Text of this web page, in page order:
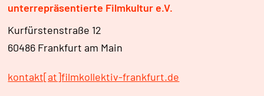
unterrepräsentierte Filmkultur e.V.
Kurfürstenstraße 12
60486 Frankfurt am Main
kontakt[at]filmkollektiv-frankfurt.de